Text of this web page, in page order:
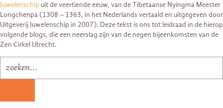
Juwelenschip uit de veertiende eeuw, van de Tibetaanse Nyingma Meester
Longchenpa (1308 – 1363, in het Nederlands vertaald en uitgegeven door
Uitgeverij Juwelenschip in 2007). Deze tekst is ons tot leidraad in de hierop
volgende blogs, die een neerslag zijn van de negen bijeenkomsten van de
Zen Cirkel Utrecht.